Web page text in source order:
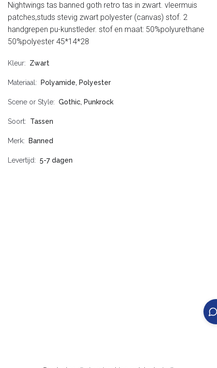
Nightwings tas banned goth retro tas in zwart. vleermuis
patches,studs stevig zwart polyester (canvas) stof. 2
handgrepen pu-kunstleder. stof en maat: 50%polyurethane
50%polyester 45*14*28
Kleur Zwart
Materiaal Polyamide, Polyester
Scene or Style Gothic, Punkrock
Soort Tassen
Merk Banned
Levertijd 5-7 dagen